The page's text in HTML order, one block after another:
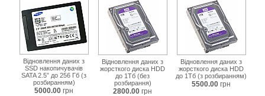
Відновлення даних з
SSD накопичувачів
SATA 2.5” до 256 Гб (з
розбиранням)
5000.00 грн
Відновлення даних з
жорсткого диска HDD
до 1Тб (без
розбирання)
2800.00 грн
Відновлення даних з
жорсткого диска HDD
до 1Тб (з розбиранням)
5500.00 грн